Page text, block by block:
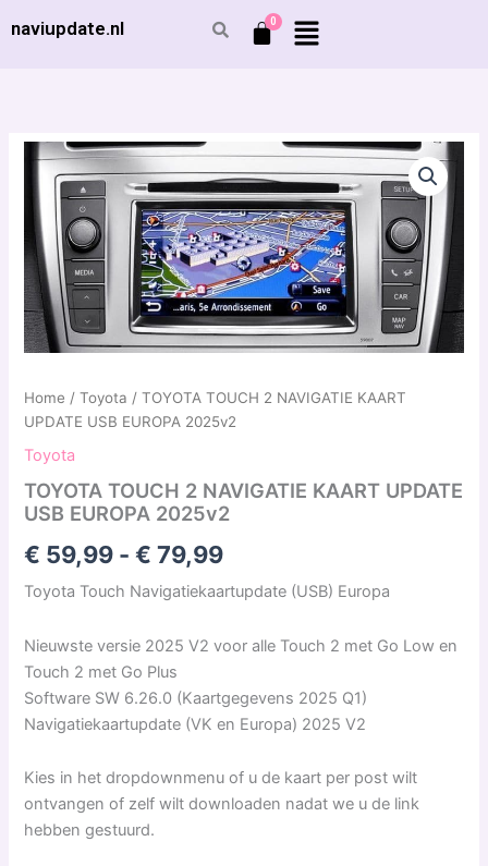
naar
naviupdate.nl
Home /Toyota / TOYOTA TOUCH 2 NAVIGATIE KAART
UPDATE USB EUROPA 2025v2
Toyota
TOYOTA TOUCH 2 NAVIGATIE KAART UPDATE
USB EUROPA 2025v2
€ 59,99 - € 79,99
Prijsklasse:
€ 59,99
tot
€ 79,99
Toyota Touch Navigatiekaartupdate (USB) Europa
Nieuwste versie 2025 V2 voor alle Touch 2 met Go Low en
Touch 2 met Go Plus
Software SW 6.26.0 (Kaartgegevens 2025 Q1)
Navigatiekaartupdate (VK en Europa) 2025 V2
Kies in het dropdownmenu of u de kaart per post wilt
ontvangen of zelf wilt downloaden nadat we u de link
hebben gestuurd.
TOYOTA
TOUCH
NAVIGATIE
KAART
UPDATE
USB
EUROPA
2025v2
aantal